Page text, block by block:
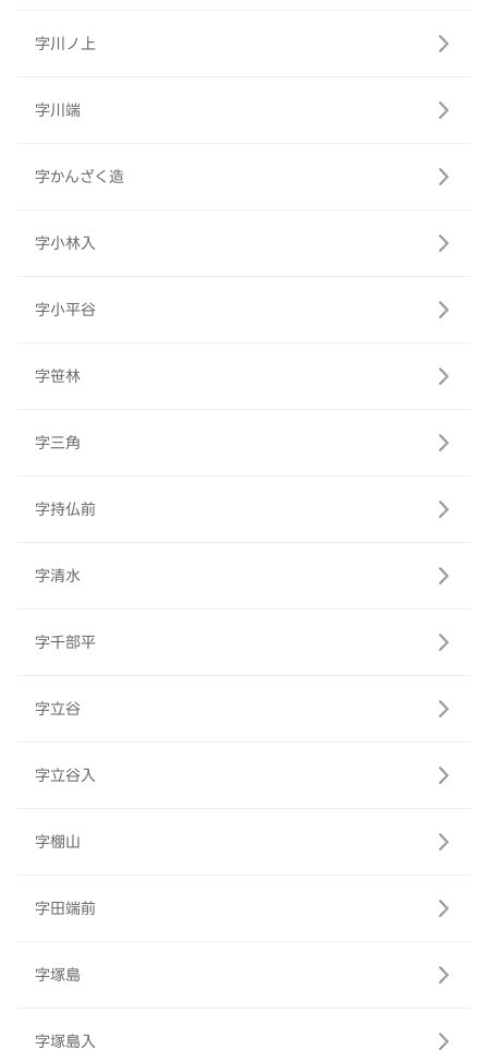
字川ノ上
字川端
字かんざく造
字小林入
字小平谷
字笹林
字三角
字持仏前
字清水
字千部平
字立谷
字立谷入
字棚山
字田端前
字塚島
字塚島入